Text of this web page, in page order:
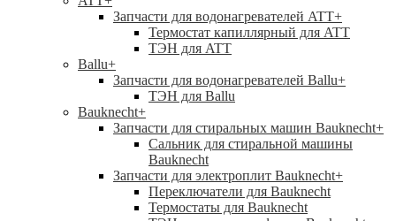
Запчасти для водонагревателей ATT+
Термостат капиллярный для ATT
ТЭН для ATT
Ballu+
Запчасти для водонагревателей Ballu+
ТЭН для Ballu
Bauknecht+
Запчасти для стиральных машин Bauknecht+
Сальник для стиральной машины
Bauknecht
Запчасти для электроплит Bauknecht+
Переключатели для Bauknecht
Термостаты для Bauknecht